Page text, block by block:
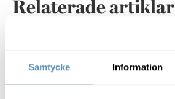
Samtycke Information
Relaterade artiklar